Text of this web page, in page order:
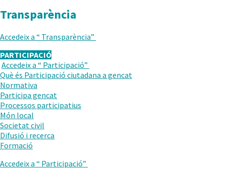
Transparència
Accedeix a “ Transparència”
PARTICIPACIÓ
TORNAR
AL
NIVELL
ANTERIOR
Accedeix a “ Participació”
Què és Participació ciutadana a gencat
Normativa
Participa gencat
Obre
Processos participatius
Món local
Societat civil
Difusió i recerca
Formació
Accedeix a “ Participació”